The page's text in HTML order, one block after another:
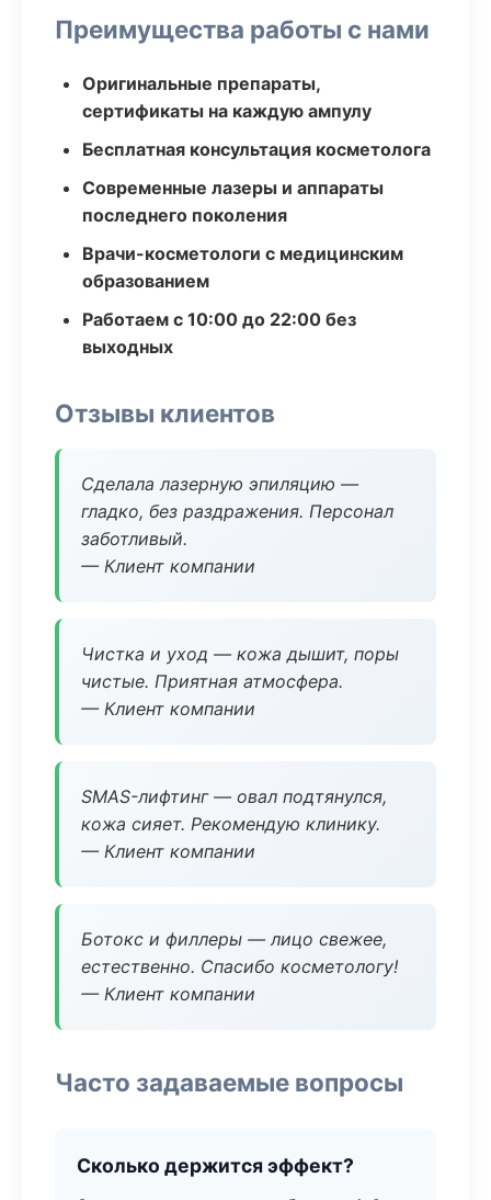
Преимущества работы с нами
Оригинальные препараты,
сертификаты на каждую ампулу
Бесплатная консультация косметолога
Современные лазеры и аппараты
последнего поколения
Врачи-косметологи с медицинским
образованием
Работаем с 10:00 до 22:00 без
выходных
Отзывы клиентов
Сделала лазерную эпиляцию —
гладко, без раздражения. Персонал
заботливый.
— Клиент компании
Чистка и уход — кожа дышит, поры
чистые. Приятная атмосфера.
— Клиент компании
SMAS-лифтинг — овал подтянулся,
кожа сияет. Рекомендую клинику.
— Клиент компании
Ботокс и филлеры — лицо свежее,
естественно. Спасибо косметологу!
— Клиент компании
Часто задаваемые вопросы
Сколько держится эффект?